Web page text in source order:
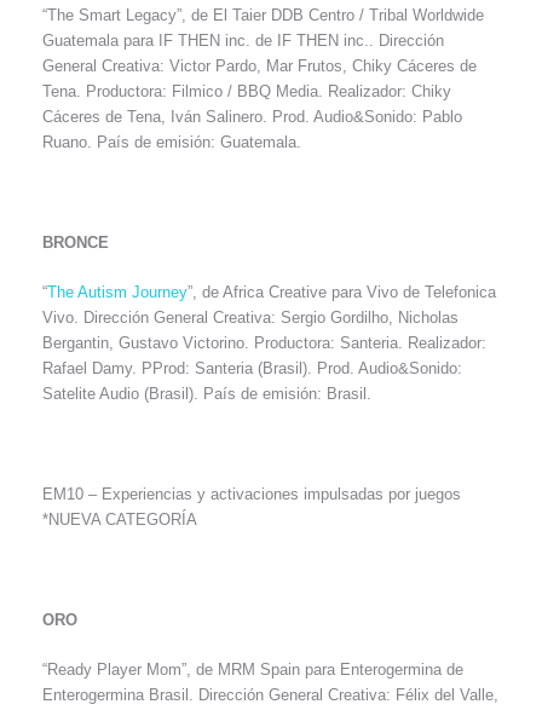
“The Smart Legacy”, de El Taier DDB Centro / Tribal Worldwide
Guatemala para IF THEN inc. de IF THEN inc.. Dirección
General Creativa: Victor Pardo, Mar Frutos, Chiky Cáceres de
Tena. Productora: Filmico / BBQ Media. Realizador: Chiky
Cáceres de Tena, Iván Salinero. Prod. Audio&Sonido: Pablo
Ruano. País de emisión: Guatemala.
BRONCE
“The Autism Journey”, de Africa Creative para Vivo de Telefonica
Vivo. Dirección General Creativa: Sergio Gordilho, Nicholas
Bergantin, Gustavo Victorino. Productora: Santeria. Realizador:
Rafael Damy. PProd: Santeria (Brasil). Prod. Audio&Sonido:
Satelite Audio (Brasil). País de emisión: Brasil.
EM10 – Experiencias y activaciones impulsadas por juegos
*NUEVA CATEGORÍA
ORO
“Ready Player Mom”, de MRM Spain para Enterogermina de
Enterogermina Brasil. Dirección General Creativa: Félix del Valle,